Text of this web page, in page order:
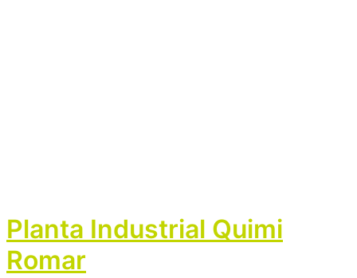
Planta Industrial Quimi
Romar